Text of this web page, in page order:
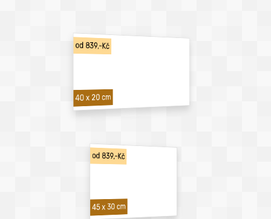
od 839,-Kč
40 x 20 cm
od 839,-Kč
45 x 30 cm